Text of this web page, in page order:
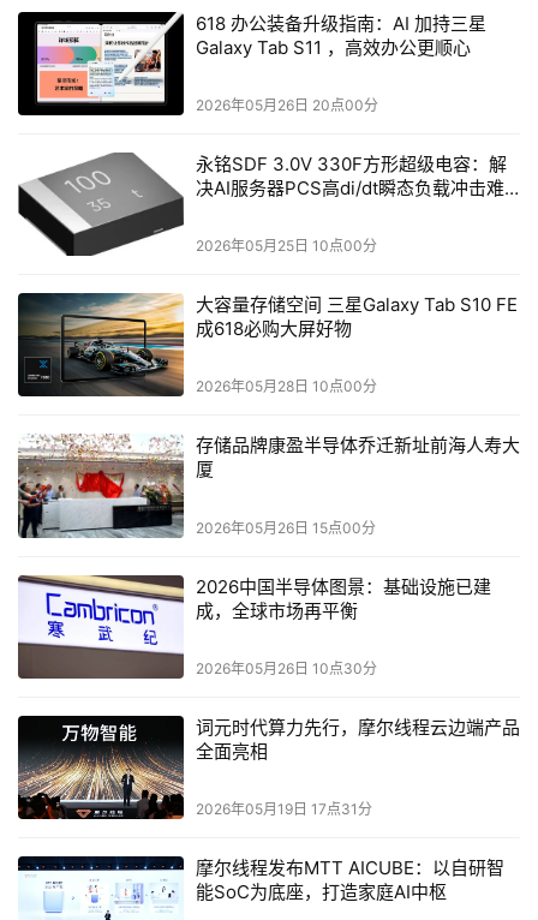
此外，Arm v9架构的独特之处在于其极高的可扩展性，使
得它能够广泛应用于从智能终端设备到大型数据中心的各种
计算场景。这种架构不仅满足了当前技术需求，还为未来更
大规模的计算任务提供了基础，为绿色计算开辟了新道路。
从在边缘设备上运行工作负载的小型传感器，到用于训练大
型语言模型（LLM）的复杂工作负载的大型服务器，Arm
大的AI生态系统的核心。通过在性能和能效之间的完美平
衡，Arm正在为整个行业树立一个更环保、更高效的技术标
准，助力实现全球能源的可持续使用。
使命驱动：实现2030年净零排放目标
气候变化对全球社会和经济构成了前所未有的挑战。面对这
一严峻形势，Arm制定了到2030年实现净零排放的目标，
基准相比，Arm在2024财年的温室气体排放量减少了
77%，这种大幅度的减排成果正是得益于公司多方面的努
Arm成功实现了100%可再生电力使用，通过将所有运营场
所的电力完全转向可再生能源，确保了能源消耗的碳中和​。
这一举措大幅降低了公司的碳足迹，并成为Arm环境战略一
大核心。与此同时，2024财年办公区域用电量也实现了
不仅在自身运营上取得进展，Arm还积极推动其供应链的绿
618 办公装备升级指南：AI 加持三星
Galaxy Tab S11 ，高效办公更顺心
2026年05月26日 20点00分
永铭SDF 3.0V 330F方形超级电容：解
决AI服务器PCS高di/dt瞬态负载冲击难
2026年05月25日 10点00分
大容量存储空间 三星Galaxy Tab S10 FE
成618必购大屏好物
2026年05月28日 10点00分
存储品牌康盈半导体乔迁新址前海人寿大
厦
2026年05月26日 15点00分
2026中国半导体图景：基础设施已建
成，全球市场再平衡
2026年05月26日 10点30分
词元时代算力先行，摩尔线程云边端产品
全面亮相
2026年05月19日 17点31分
摩尔线程发布MTT AICUBE：以自研智
能SoC为底座，打造家庭AI中枢